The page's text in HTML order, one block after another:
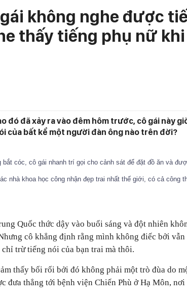
không nghe được
thấy tiếng phụ nữ
đó đã xảy ra vào đêm hôm trước, cô gái này
của bất kể một người đàn ông nào trên đời?
bắt cóc, cô gái nhanh trí gọi cho cảnh sát để đặt đồ ăn và
nhà khoa học công nhận đẹp trai nhất thế giới, có cả công
Quốc thức dậy vào buổi sáng và đột nhiên
cô khẳng định rằng mình không điếc bởi vẫn
trừ tiếng nói của bạn trai mà thôi.
thấy bối rối bởi đó không phải một trò đùa do
đưa thẳng tới bệnh viện Chiến Phù ở Hạ Môn,